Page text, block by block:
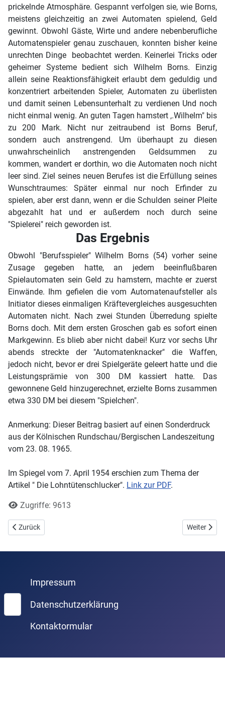
prickelnde Atmosphäre. Gespannt verfolgen sie, wie Borns,
meistens gleichzeitig an zwei Automaten spielend, Geld
gewinnt. Obwohl Gäste, Wirte und andere nebenberufliche
Automatenspieler genau zuschauen, konnten bisher keine
unrechten Dinge beobachtet werden. Keinerlei Tricks oder
geheimer Systeme bedient sich Wilhelm Borns. Einzig
allein seine Reaktionsfähigkeit erlaubt dem geduldig und
konzentriert arbeitenden Spieler, Automaten zu überlisten
und damit seinen Lebensunterhalt zu verdienen Und noch
nicht einmal wenig. An guten Tagen hamstert ,.Wilhelm" bis
zu 200 Mark. Nicht nur zeitraubend ist Borns Beruf,
sondern auch anstrengend. Um überhaupt zu diesen
unwahrscheinlich anstrengenden Geldsummen zu
kommen, wandert er dorthin, wo die Automaten noch nicht
leer sind. Ziel seines neuen Berufes ist die Erfüllung seines
Wunschtraumes: Später einmal nur noch Erfinder zu
spielen, aber erst dann, wenn er die Schulden seiner Pleite
abgezahlt hat und er außerdem noch durch seine
"Spielerei" reich geworden ist.
Das Ergebnis
Obwohl "Berufsspieler" Wilhelm Borns (54) vorher seine
Zusage gegeben hatte, an jedem beeinflußbaren
Spielautomaten sein Geld zu hamstern, machte er zuerst
Einwände. Ihm gefielen die vom Automatenaufsteller als
Initiator dieses einmaligen Kräftevergleiches ausgesuchten
Automaten nicht. Nach zwei Stunden Überredung spielte
Borns doch. Mit dem ersten Groschen gab es sofort einen
Markgewinn. Es blieb aber nicht dabei! Kurz vor sechs Uhr
abends streckte der "Automatenknacker" die Waffen,
jedoch nicht, bevor er drei Spielgeräte geleert hatte und die
Leistungsprämie von 300 DM kassiert hatte. Das
gewonnene Geld hinzugerechnet, erzielte Borns zusammen
etwa 330 DM bei diesem "Spielchen".
Anmerkung: Dieser Beitrag basiert auf einen Sonderdruck
aus der Kölnischen Rundschau/Bergischen Landeszeitung
vom 23. 08. 1965.
Im Spiegel vom 7. April 1954 erschien zum Thema der
Artikel " Die Lohntütenschlucker". Link zur PDF.
Zugriffe: 9613
Vorheriger Beitrag: Der Triomat-Vergleich
Zurück Nächster
Weiter
Suchen
Impressum
Datenschutzerklärung
Kontaktormular